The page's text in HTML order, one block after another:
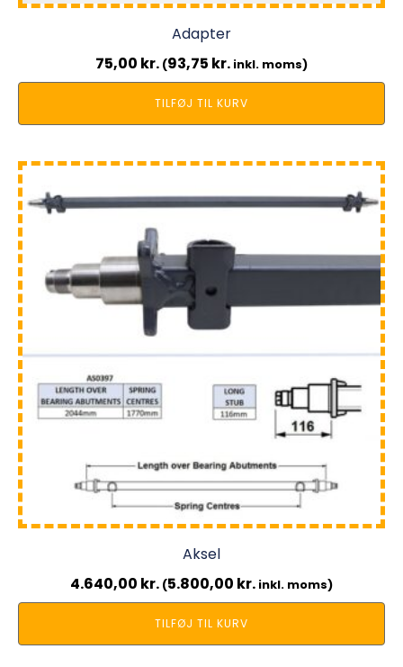
Adapter
75,00 kr. (93,75 kr. inkl. moms)
TILFØJ TIL KURV
Aksel
4.640,00 kr. (5.800,00 kr. inkl. moms)
TILFØJ TIL KURV